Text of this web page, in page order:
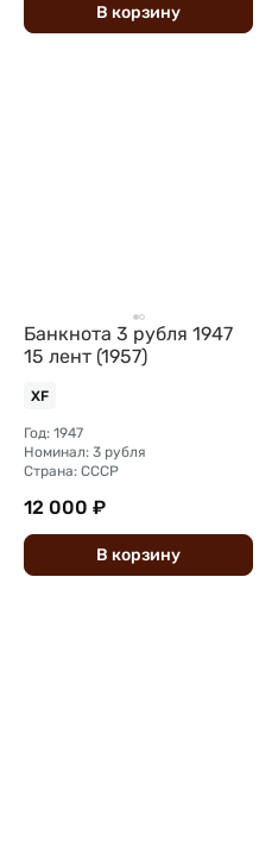
В корзину
Банкнота 3 рубля 1947
15 лент (1957)
XF
Год: 1947
Номинал: 3 рубля
Страна: СССР
12 000 ₽
В корзину